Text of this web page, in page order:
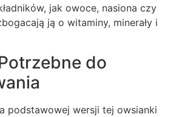
jak owoce, nasiona czy
ją o witaminy, minerały i
do
podstawowej wersji tej owsianki